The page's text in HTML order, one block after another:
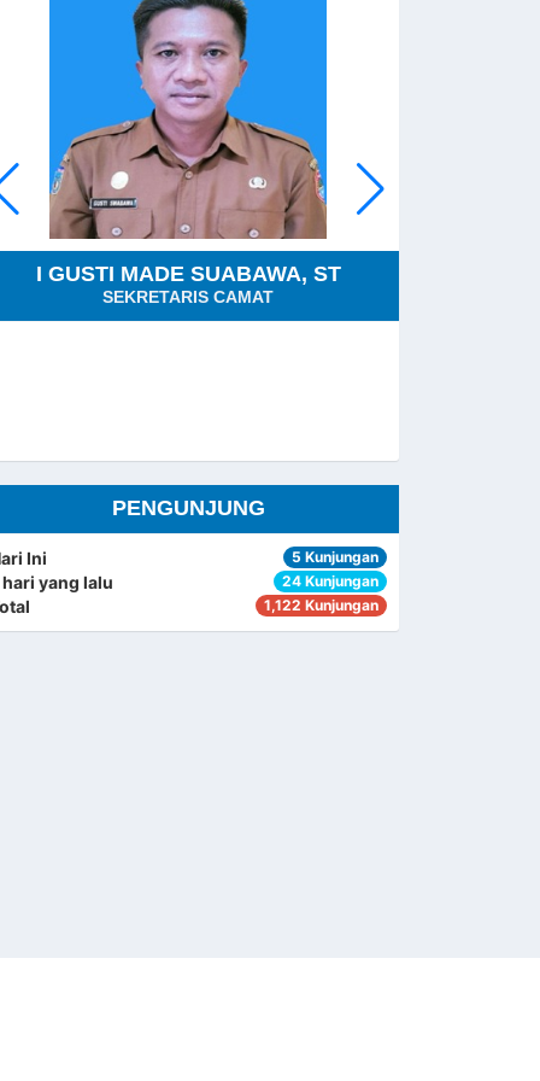
I GUSTI MADE SUABAWA, ST
SEKRETARIS CAMAT
PENGUNJUNG
Ini 5 Kunjungan
hari yang lalu 24 Kunjungan
1,122 Kunjungan